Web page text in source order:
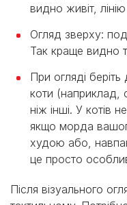
видно живіт,
Огляд зверху:
Так краще видно
При огляді
коти (наприклад,
ніж інші. У котів
якщо морда
худою або,
це просто
Після візуального